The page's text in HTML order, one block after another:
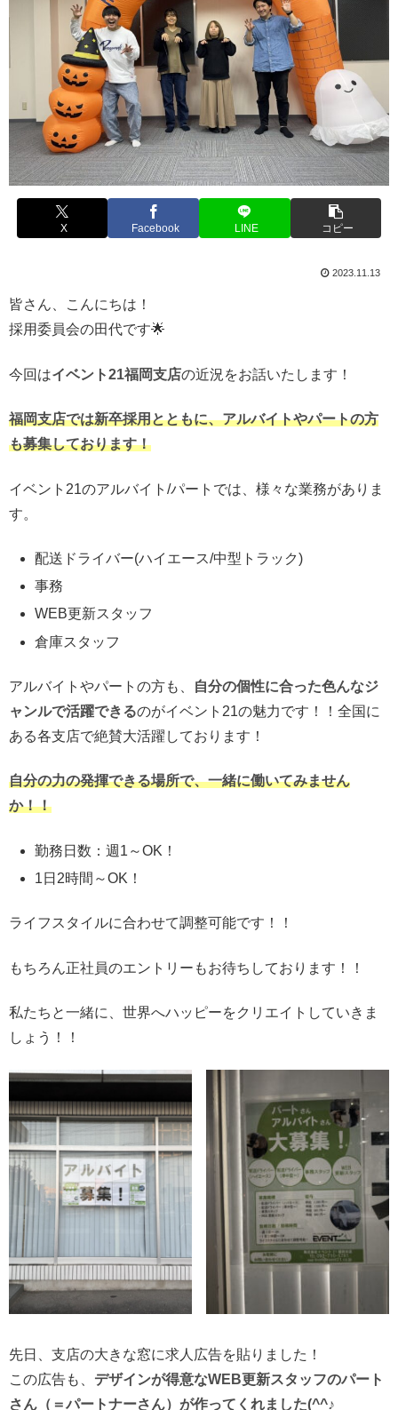
X Facebook LINE コピー
2023.11.13
皆さん、こんにちは！
採用委員会の田代です🌟
今回はイベント21福岡支店の近況をお話いたします！
福岡支店では新卒採用とともに、アルバイトやパートの方
も募集しております！
イベント21のアルバイト/パートでは、様々な業務がありま
す。
配送ドライバー(ハイエース/中型トラック)
事務
WEB更新スタッフ
倉庫スタッフ
アルバイトやパートの方も、
自分の個性に合った色んなジ
ャンルで活躍できるのがイベント21の魅力です！！全国に
ある各支店で絶賛大活躍しております！
自分の力の発揮できる場所で、一緒に働いてみません
か！！
勤務日数：週1～OK！
1日2時間～OK！
ライフスタイルに合わせて調整可能です！！
もちろん正社員のエントリーもお待ちしております！！
私たちと一緒に、世界へハッピーをクリエイトしていきま
しょう！！
先日、支店の大きな窓に求人広告を貼りました！
この広告も、 デザインが得意なWEB更新スタッフのパート
さん（＝パートナーさん）が作ってくれました(^^♪